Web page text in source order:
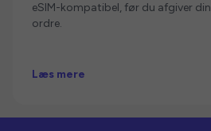
eSIM-kompatibel, før du afgiver din
ordre.
Læs mere